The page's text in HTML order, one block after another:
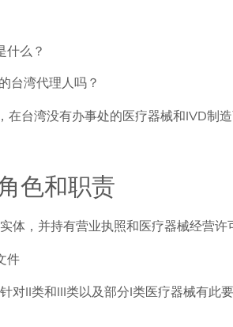
什么？
台湾代理人吗？
台湾没有办事处的医疗器械和IVD制
色和职责
体，并持有营业执照和医疗器械经营许
件
II类和III类以及部分I类医疗器械有此要